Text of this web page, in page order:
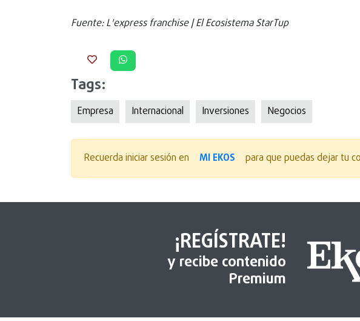
Fuente: L'express franchise | El Ecosistema StarTup
Tags:
Empresa Internacional Inversiones Negocios
Recuerda iniciar sesión en MI EKOS para que puedas dejar tu
¡REGÍSTRATE!
y recibe contenido
Premium